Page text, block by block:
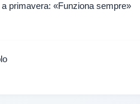
primavera: «Funziona sempre»